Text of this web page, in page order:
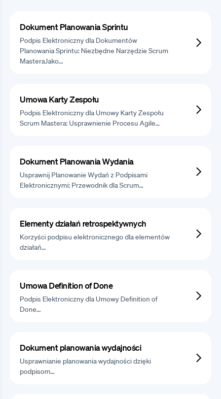
Dokument Planowania Sprintu
Podpis Elektroniczny dla Dokumentów
Planowania Sprintu: Niezbędne Narzędzie Scrum
MasteraJako…
Umowa Karty Zespołu
Podpis Elektroniczny dla Umowy Karty Zespołu
Scrum Mastera: Usprawnienie Procesu Agile…
Dokument Planowania Wydania
Usprawnij Planowanie Wydań z Podpisami
Elektronicznymi: Przewodnik dla Scrum…
Elementy działań retrospektywnych
Korzyści podpisu elektronicznego dla elementów
działań…
Umowa Definition of Done
Podpis Elektroniczny dla Umowy Definition of
Done…
Dokument planowania wydajności
Usprawnianie planowania wydajności dzięki
podpisom…